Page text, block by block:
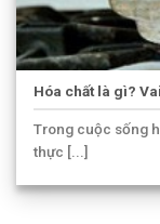
Hóa chất là gì?
Trong cuộc sống
thực [...]